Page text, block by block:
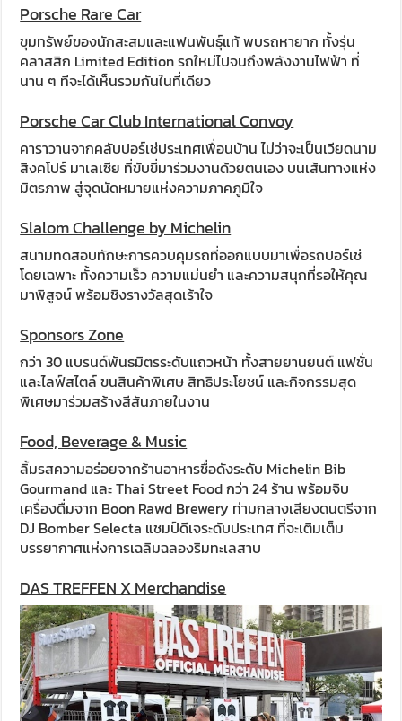
Porsche Rare Car
ขุมทรัพย์ของนักสะสมและแฟนพันธุ์แท้ พบรถหายาก ทั้งรุ่น
คลาสสิก Limited Edition รถใหม่ไปจนถึงพลังงานไฟฟ้า ที่
นาน ๆ ทีจะได้เห็นรวมกันในที่เดียว
Porsche Car Club International Convoy
คาราวานจากคลับปอร์เช่ประเทศเพื่อนบ้าน ไม่ว่าจะเป็นเวียดนาม
สิงคโปร์ มาเลเซีย ที่ขับขี่มาร่วมงานด้วยตนเอง บนเส้นทางแห่ง
มิตรภาพ สู่จุดนัดหมายแห่งความภาคภูมิใจ
Slalom Challenge by Michelin
สนามทดสอบทักษะการควบคุมรถที่ออกแบบมาเพื่อรถปอร์เช่
โดยเฉพาะ ทั้งความเร็ว ความแม่นยำ และความสนุกที่รอให้คุณ
มาพิสูจน์ พร้อมชิงรางวัลสุดเร้าใจ
Sponsors Zone
กว่า 30 แบรนด์พันธมิตรระดับแถวหน้า ทั้งสายยานยนต์ แฟชั่น
และไลฟ์สไตล์ ขนสินค้าพิเศษ สิทธิประโยชน์ และกิจกรรมสุด
พิเศษมาร่วมสร้างสีสันภายในงาน
Food, Beverage & Music
ลิ้มรสความอร่อยจากร้านอาหารชื่อดังระดับ Michelin Bib
Gourmand และ Thai Street Food กว่า 24 ร้าน พร้อมจิบ
เครื่องดื่มจาก Boon Rawd Brewery ท่ามกลางเสียงดนตรีจาก
DJ Bomber Selecta แชมป์ดีเจระดับประเทศ ที่จะเติมเต็ม
บรรยากาศแห่งการเฉลิมฉลองริมทะเลสาบ
DAS TREFFEN X Merchandise